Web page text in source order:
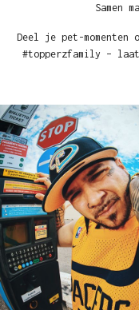
Samen
Deel je pet-momenten
#topperzfamily –